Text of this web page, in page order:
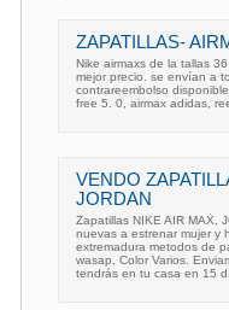
ZAPATILLAS-
Nike airmaxs de la tallas
mejor precio. se envían a
contrareembolso
free 5. 0, airmax adidas,
VENDO
JORDAN
Zapatillas NIKE AIR MAX,
nuevas a estrenar mujer y
extremadura metodos de
wasap, Color Varios.
tendrás en tu casa en 15